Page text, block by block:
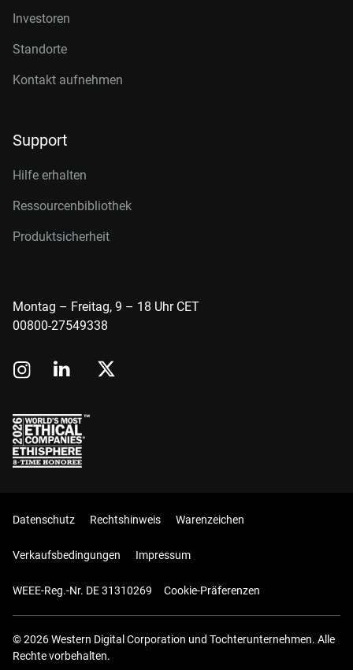
Investoren
Standorte
Kontakt aufnehmen
Support
Hilfe erhalten
Ressourcenbibliothek
Produktsicherheit
Montag – Freitag, 9 – 18 Uhr CET
00800-27549338
Datenschutz Rechtshinweis Warenzeichen
Verkaufsbedingungen Impressum
WEEE-Reg.-Nr. DE 31310269 Cookie-Präferenzen
© 2026 Western Digital Corporation und Tochterunternehmen. Alle
Rechte vorbehalten.